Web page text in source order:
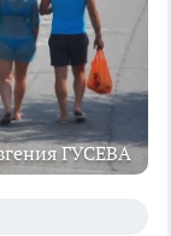
ГУСЕВА